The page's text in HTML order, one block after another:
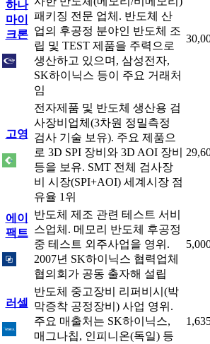
하나
마이
크론
패키징 전문 업체. 반도체 산
업의 후공정 분야인 반도체 조
립 및 TEST 제품을 주력으로
생산하고 있으며, 삼성전자,
SK하이닉스 등이 주요 거래처
임
고영
전자제품 및 반도체 생산용 검
사장비업체(3차원 정밀측정
검사 기술 보유). 주요 제품으
로 3D SPI 장비와 3D AOI 장비
등을 보유. SMT 전체 검사장
비 시장(SPI+AOI) 세계시장 점
유율 1위
에이
팩트
반도체 제조 관련 테스트 서비
스업체. 메모리 반도체 후공정
중 테스트 외주사업을 영위.
2007년 SK하이닉스 협력업체
협의회가 공동 출자해 설립
러셀
반도체 중고장비 리퍼비시(박
막증착 공정장비) 사업 영위.
주요 매출처는 SK하이닉스,
매그나칩, 인피니온(독일) 등